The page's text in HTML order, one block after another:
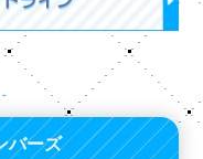
-
バーズ